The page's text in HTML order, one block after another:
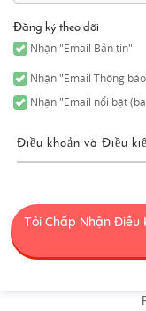
Đăng ký theo dõi
Nhận "Email Bản tin"
Nhận "Email Thông
Nhận "Email nổi bật
Điều khoản và Điều
JAPAN
sửa đổi hoặc thay
Tôi Chấp Nhận Điều